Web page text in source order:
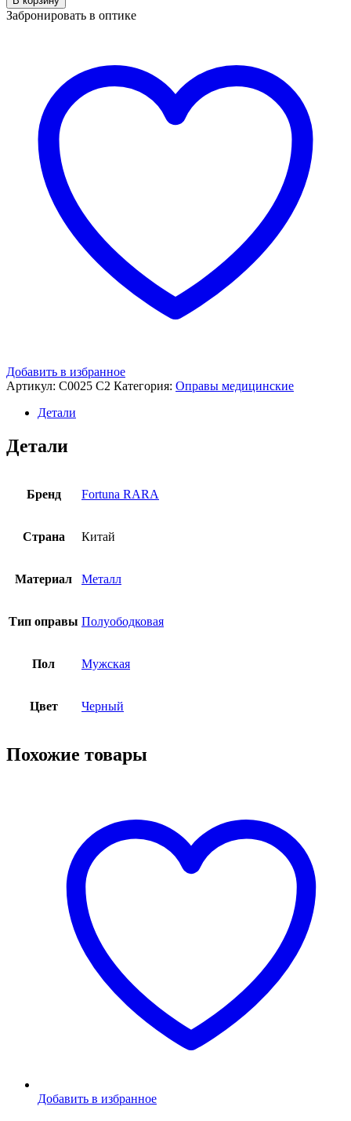
Fortuna
RARA
Забронировать в оптике
Добавить в избранное
Артикул: C0025 C2 Категория: Оправы медицинские
Детали
Детали
Бренд Fortuna RARA
Страна Китай
Материал Металл
Тип оправы Полуободковая
Пол Мужская
Цвет Черный
Похожие товары
Добавить в избранное